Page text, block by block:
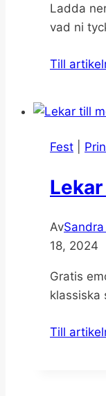
Ladda
vad ni
Till
Fest
Av
18, 2024
Gratis
klassiska
Till